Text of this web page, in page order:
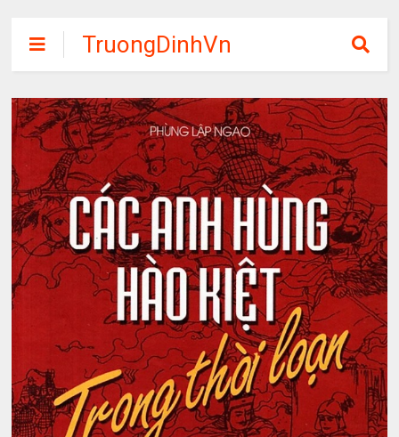
TruongDinhVn
Chia sẽ ebook,
các khóa học,
phần mềm học
tập miễn phí